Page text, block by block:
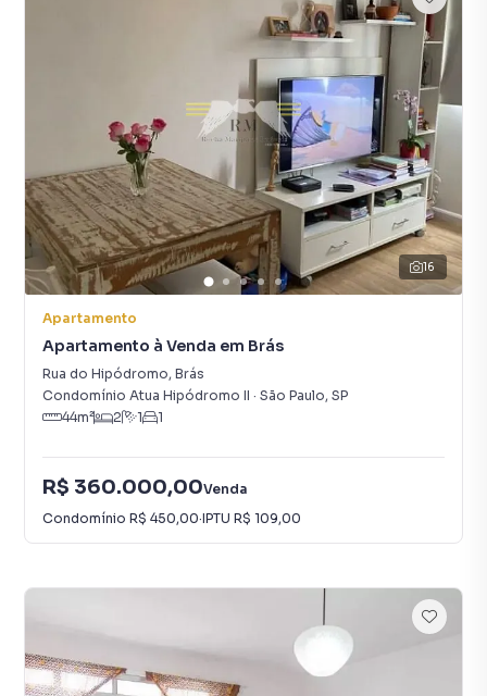
16
Apartamento
Apartamento à Venda em Brás
Rua do Hipódromo, Brás
Condomínio Atua Hipódromo II · São Paulo, SP
44m² 2 1 1
R$ 360.000,00Venda
Condomínio R$ 450,00·IPTU R$ 109,00